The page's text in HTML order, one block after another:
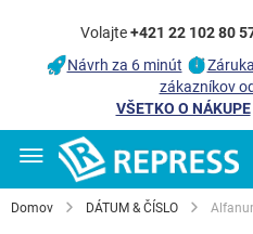
Volajte+421 22 102 80
Návrh za 6 minút
zákazníkov
VŠETKO O NÁKUPE
Domov DÁTUM & ČÍSLO